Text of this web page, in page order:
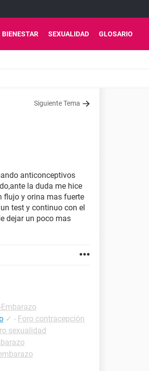
BIENESTAR SEXUALIDAD GLOSARIO
Siguiente Tema
anticonceptivos
la duda me hice
flujo y orina mas fuerte
test y continuo con el
dejar un poco mas
✓ - Foro contracepción
sexualidad